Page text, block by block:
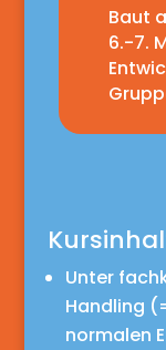
Baut
6.-7.
Unter
Handling
normalen